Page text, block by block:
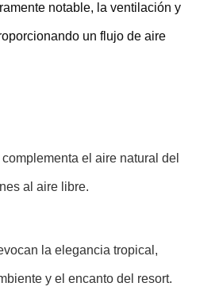
notable, la ventilación y
un flujo de aire
el aire natural del
al aire libre.
la elegancia tropical,
y el encanto del resort.